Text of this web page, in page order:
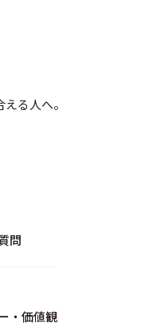
る人へ。
問
・価値観